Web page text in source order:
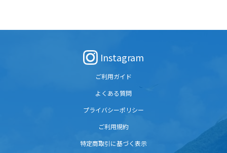
Instagram
ご利用ガイド
よくある質問
プライバシーポリシー
ご利用規約
特定商取引に基づく表示